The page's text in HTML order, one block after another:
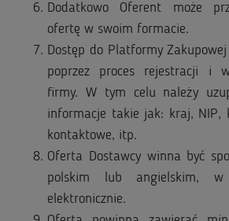
Dodatkowo Oferent może
ofertę w swoim formacie.
Dostęp do Platformy
poprzez proces rejestracji i
firmy. W tym celu należy
informacje takie jak: kraj, NIP,
kontaktowe, itp.
Oferta Dostawcy winna być
polskim lub angielskim, w
elektronicznie.